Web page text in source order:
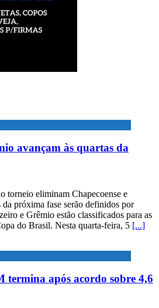
avançam às quartas da
torneio eliminam Chapecoense e
próxima fase serão definidos por
e Grêmio estão classificados para as
do Brasil. Nesta quarta-feira, 5 [...]
termina após acordo sobre 4,6